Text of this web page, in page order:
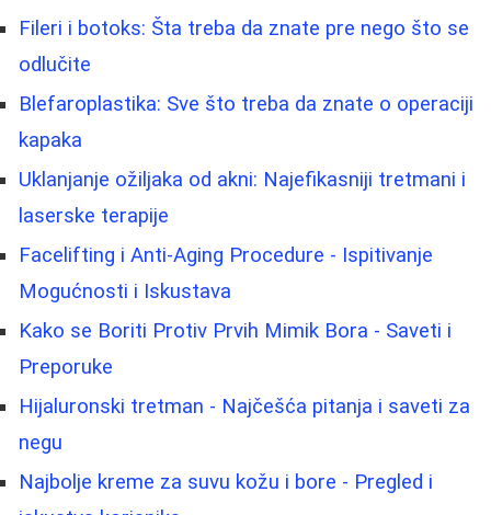
Fileri i botoks: Šta treba da znate pre nego što se
odlučite
Blefaroplastika: Sve što treba da znate o operaciji
kapaka
Uklanjanje ožiljaka od akni: Najefikasniji tretmani i
laserske terapije
Facelifting i Anti-Aging Procedure - Ispitivanje
Mogućnosti i Iskustava
Kako se Boriti Protiv Prvih Mimik Bora - Saveti i
Preporuke
Hijaluronski tretman - Najčešća pitanja i saveti za
negu
Najbolje kreme za suvu kožu i bore - Pregled i